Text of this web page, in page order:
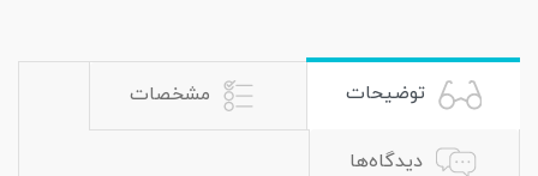
توضیحات مشخصات
دیدگاه‌ها